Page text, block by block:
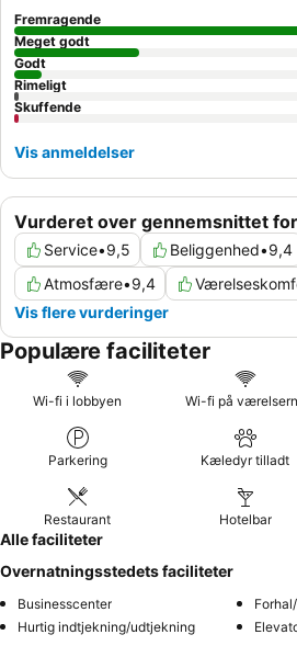
gaden.
Vurderet over gennemsnittet
Service•9,5 Beliggenhed•9,4
Atmosfære•9,4
Vis flere vurderinger
Fremragende
Meget godt
Godt
Rimeligt
Skuffende
Vis anmeldelser
Populære faciliteter
Wi-fi i lobbyen Wi-fi på
Parkering Kæledyr tilladt
Restaurant Hotelbar
Alle faciliteter
Overnatningsstedets faciliteter
Businesscenter
Hurtig indtjekning/udtjekning